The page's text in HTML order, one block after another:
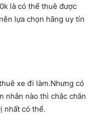
là có thể thuê được
lựa chọn hãng uy tín
xe đi làm.Nhưng có
nhân nào thì chắc chắn
nhất có thể.